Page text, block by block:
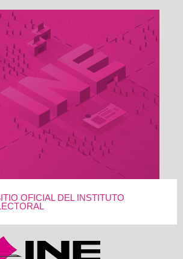
OFICIAL DEL INSTITUTO